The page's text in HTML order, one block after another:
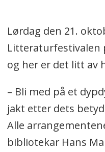
Lørdag den 21.
Litteraturfestivalen
og her er det litt av
– Bli med på et
jakt etter dets
Alle
bibliotekar Hans